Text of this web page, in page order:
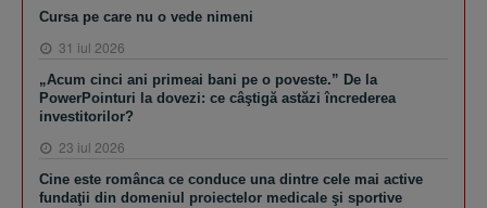
Cursa pe care nu o vede nimeni
31 iul 2026
„Acum cinci ani primeai bani pe o poveste.” De la
PowerPointuri la dovezi: ce câştigă astăzi încrederea
investitorilor?
23 iul 2026
Cine este românca ce conduce una dintre cele mai active
fundaţii din domeniul proiectelor medicale şi sportive